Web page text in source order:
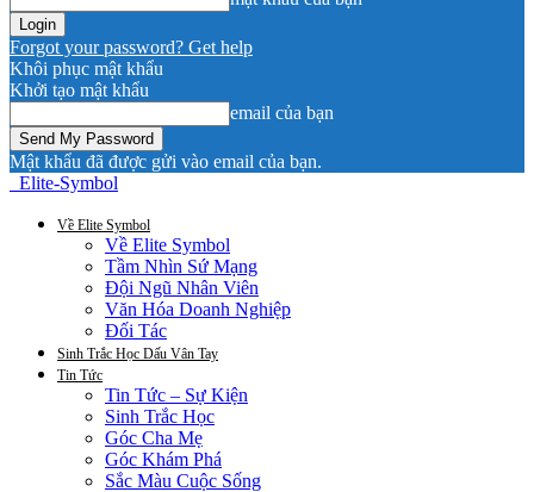
Forgot your password? Get help
Khôi phục mật khẩu
Khởi tạo mật khẩu
email của bạn
Mật khẩu đã được gửi vào email của bạn.
Elite-Symbol
Về Elite Symbol
Về Elite Symbol
Tầm Nhìn Sứ Mạng
Đội Ngũ Nhân Viên
Văn Hóa Doanh Nghiệp
Đối Tác
Sinh Trắc Học Dấu Vân Tay
Tin Tức
Tin Tức – Sự Kiện
Sinh Trắc Học
Góc Cha Mẹ
Góc Khám Phá
Sắc Màu Cuộc Sống